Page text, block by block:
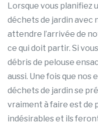
Lorsque vous planifiez
déchets de jardin avec
attendre l’arrivée de
ce qui doit partir. Si
débris de pelouse
aussi. Une fois que
déchets de jardin se
vraiment à faire est de
indésirables et ils